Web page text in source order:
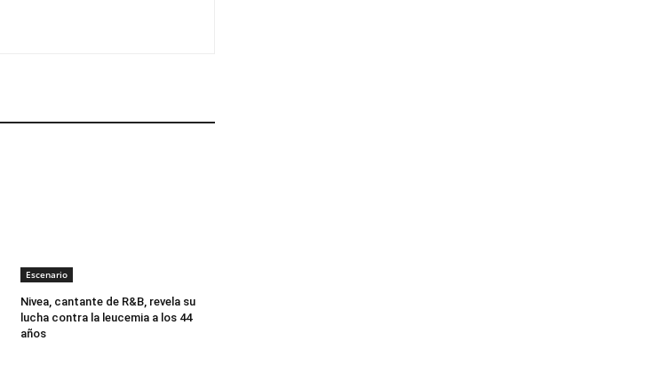
Escenario
Nivea, cantante de R&B, revela su
lucha contra la leucemia a los 44
años